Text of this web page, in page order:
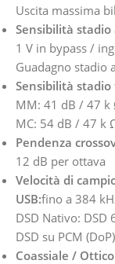
Uscita massima
Sensibilità
1 V in bypass /
Guadagno stadio
Sensibilità
MM: 41 dB / 47 k
MC: 54 dB / 47 k
Pendenza
12 dB per ottava
Velocità di
USB:fino a 384
DSD Nativo: DSD
DSD su PCM
Coassiale /